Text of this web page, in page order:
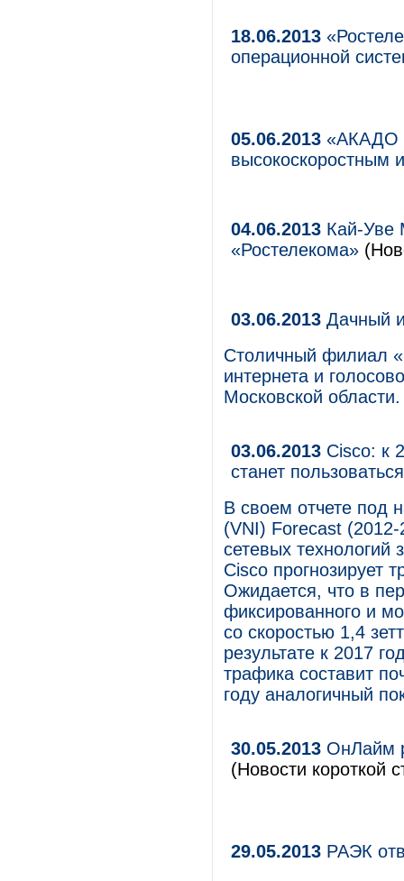
18.06.2013
операционной
05.06.2013 «АКАДО
высокоскоростным
04.06.2013 Кай-Уве
«Ростелекома»
03.06.2013 Дачный
Столичный филиал
интернета и
Московской области.
03.06.2013 Cisco: к
станет
В своем отчете под
(VNI) Forecast
сетевых технологий
Cisco прогнозирует
Ожидается, что в
фиксированного и
со скоростью 1,4
результате к 2017
трафика составит
году аналогичный
30.05.2013 ОнЛайм
(Новости короткой
29.05.2013 РАЭК